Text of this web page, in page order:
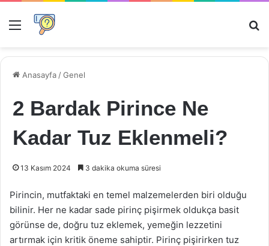
Menü
Anasayfa /Genel
2 Bardak Pirince Ne
Kadar Tuz Eklenmeli?
13 Kasım 2024 3 dakika okuma süresi
Pirincin, mutfaktaki en temel malzemelerden biri olduğu
bilinir. Her ne kadar sade pirinç pişirmek oldukça basit
görünse de, doğru tuz eklemek, yemeğin lezzetini
artırmak için kritik öneme sahiptir. Pirinç pişirirken tuz